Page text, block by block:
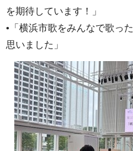
を期待しています！」
•「横浜市歌をみんなで歌っ
思いました」